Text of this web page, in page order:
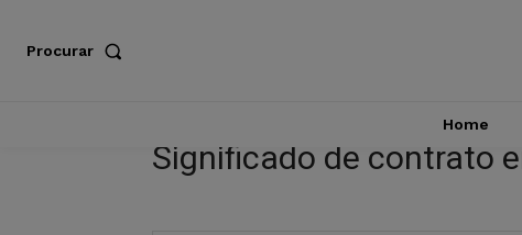
Procurar
Home
Significado de contrato